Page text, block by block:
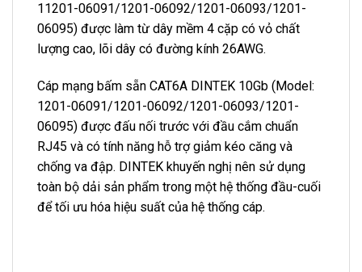
11201-06091/1201-06092/1201-06093/1201-
06095) được làm từ dây mềm 4 cặp có vỏ chất
lượng cao, lõi dây có đường kính 26AWG.
Cáp mạng bấm sẵn CAT6A DINTEK 10Gb (Model:
1201-06091/1201-06092/1201-06093/1201-
06095) được đấu nối trước với đầu cắm chuẩn
RJ45 và có tính năng hỗ trợ giảm kéo căng và
chống va đập. DINTEK khuyến nghị nên sử dụng
toàn bộ dải sản phẩm trong một hệ thống đầu-cuối
để tối ưu hóa hiệu suất của hệ thống cáp.